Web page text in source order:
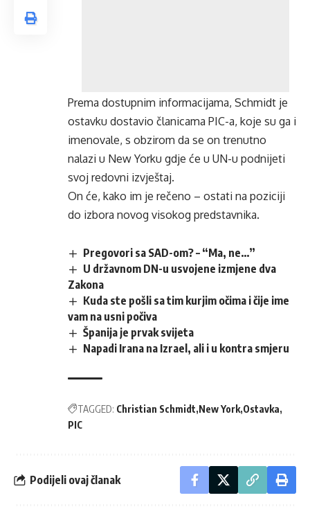
Prema dostupnim informacijama, Schmidt je
ostavku dostavio članicama PIC-a, koje su ga i
imenovale, s obzirom da se on trenutno
nalazi u New Yorku gdje će u UN-u podnijeti
svoj redovni izvještaj.
On će, kako im je rečeno – ostati na poziciji
do izbora novog visokog predstavnika.
Pregovori sa SAD-om? – “Ma, ne…”
U državnom DN-u usvojene izmjene dva
Zakona
Kuda ste pošli sa tim kurjim očima i čije ime
vam na usni počiva
Španija je prvak svijeta
Napadi Irana na Izrael, ali i u kontra smjeru
TAGGED: Christian Schmidt New York Ostavka
PIC
Podijeli ovaj članak